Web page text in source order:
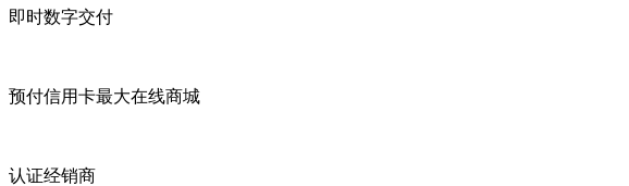
即时数字交付
预付信用卡最大在线商城
认证经销商